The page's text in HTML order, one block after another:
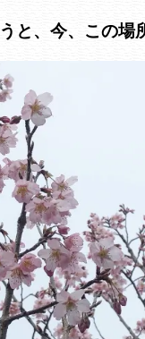
と、今、この場